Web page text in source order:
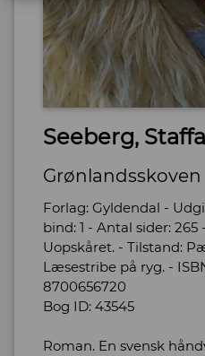
Seeberg,
Grønlandsskoven
Forlag: Gyldendal -
bind: 1 - Antal sider:
Uopskåret. - Tilstand:
Læsestribe på ryg. -
8700656720
Bog ID: 43545
Roman. En svensk